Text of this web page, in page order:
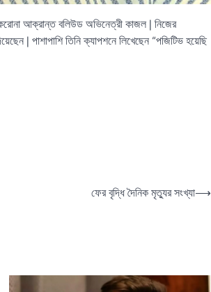
আক্রান্ত বলিউড অভিনেত্রী কাজল | নিজের
| পাশাপাশি তিনি ক্যাপশনে লিখেছেন “পজিটিভ হয়েছি
ফের বৃদ্ধি দৈনিক মৃত্যুর সংখ্যা⟶